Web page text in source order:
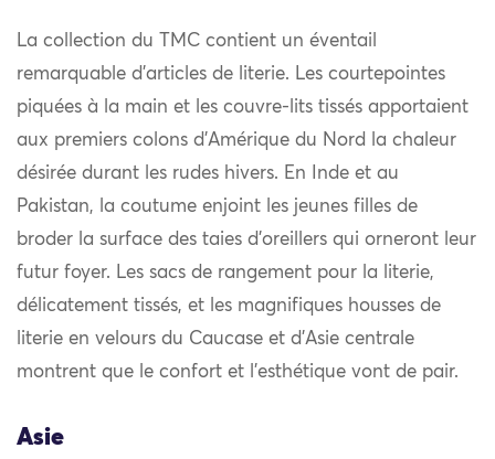
La collection du TMC contient un éventail
remarquable d’articles de literie. Les courtepointes
piquées à la main et les couvre-lits tissés apportaient
aux premiers colons d’Amérique du Nord la chaleur
désirée durant les rudes hivers. En Inde et au
Pakistan, la coutume enjoint les jeunes filles de
broder la surface des taies d’oreillers qui orneront leur
futur foyer. Les sacs de rangement pour la literie,
délicatement tissés, et les magnifiques housses de
literie en velours du Caucase et d’Asie centrale
montrent que le confort et l’esthétique vont de pair.
Asie